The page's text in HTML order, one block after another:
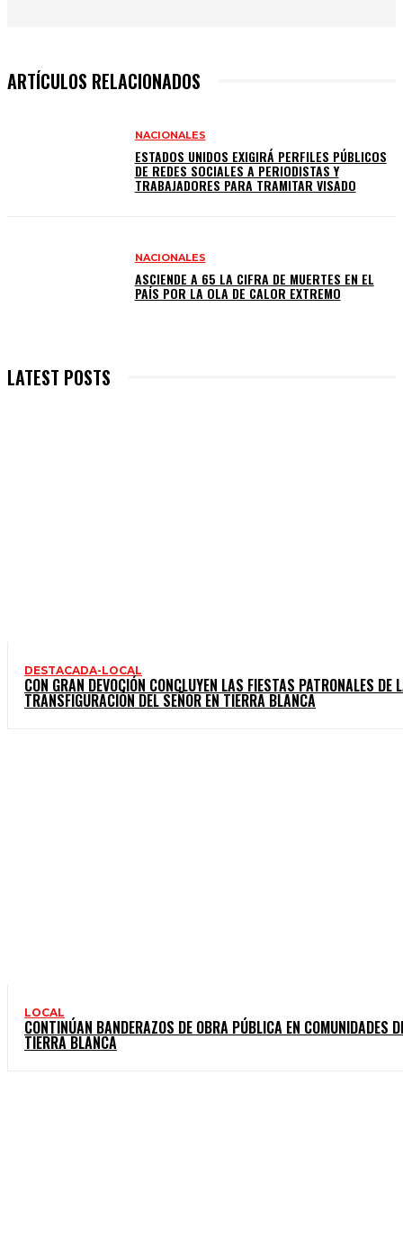
ARTÍCULOS RELACIONADOS
NACIONALES
ESTADOS UNIDOS EXIGIRÁ PERFILES PÚBLICOS
DE REDES SOCIALES A PERIODISTAS Y
TRABAJADORES PARA TRAMITAR VISADO
NACIONALES
ASCIENDE A 65 LA CIFRA DE MUERTES EN EL
PAÍS POR LA OLA DE CALOR EXTREMO
LATEST POSTS
DESTACADA-LOCAL
CON GRAN DEVOCIÓN CONCLUYEN LAS FIESTAS PATRONALES DE
TRANSFIGURACIÓN DEL SEÑOR EN TIERRA BLANCA
LOCAL
CONTINÚAN BANDERAZOS DE OBRA PÚBLICA EN COMUNIDADES
TIERRA BLANCA